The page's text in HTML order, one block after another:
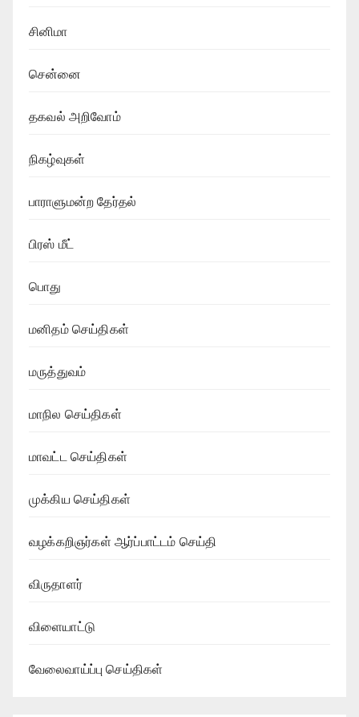
சினிமா
சென்னை
தகவல் அறிவோம்
நிகழ்வுகள்
பாராளுமன்ற தேர்தல்
பிரஸ் மீட்
பொது
மனிதம் செய்திகள்
மருத்துவம்
மாநில செய்திகள்
மாவட்ட செய்திகள்
முக்கிய செய்திகள்
வழக்கறிஞர்கள் ஆர்ப்பாட்டம் செய்தி
விருதாளர்
விளையாட்டு
வேலைவாய்ப்பு செய்திகள்